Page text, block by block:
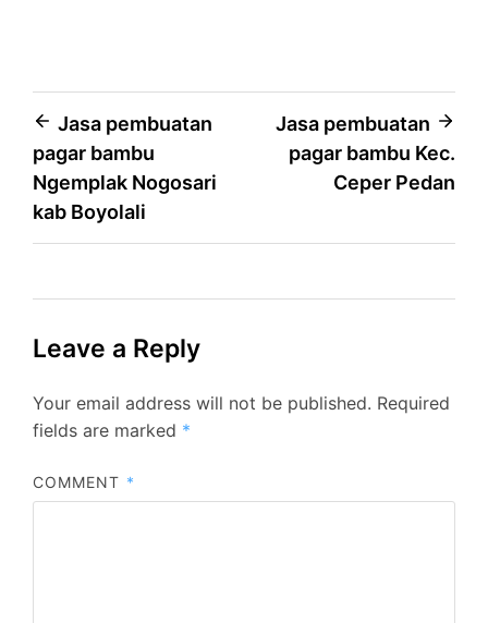
Post
navigation
Jasa pembuatan
pagar bambu
Ngemplak Nogosari
kab Boyolali
Jasa pembuatan
pagar bambu Kec.
Ceper Pedan
Leave a Reply
Your email address will not be published. Required
fields are marked *
COMMENT *